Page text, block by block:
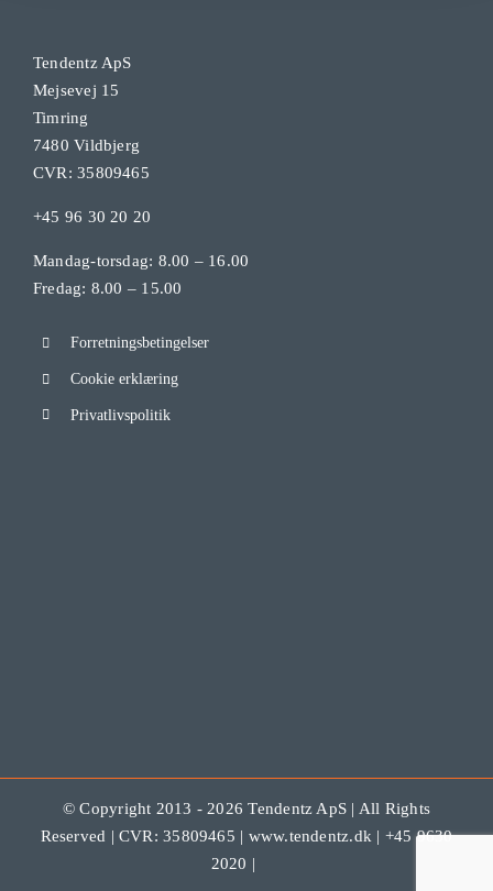
Tendentz ApS
Mejsevej 15
Timring
7480 Vildbjerg
CVR: 35809465
+45 96 30 20 20
Mandag-torsdag: 8.00 – 16.00
Fredag: 8.00 – 15.00
Forretningsbetingelser
Cookie erklæring
Privatlivspolitik
© Copyright 2013 - 2026 Tendentz ApS | All Rights
Reserved | CVR: 35809465 | www.tendentz.dk | +45 9630
2020 |